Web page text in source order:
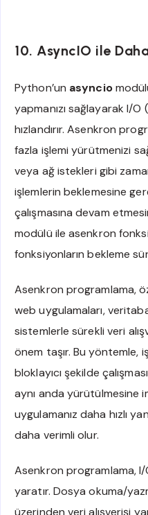
10. AsyncIO ile
Python’un asyncio
yapmanızı sağlayarak I/O
hızlandırır. Asenkron
fazla işlemi yürütmenizi
veya ağ istekleri gibi
işlemlerin beklemesine
çalışmasına devam
modülü ile asenkron
fonksiyonların bekleme
Asenkron programlama,
web uygulamaları,
sistemlerle sürekli veri
önem taşır. Bu yöntemle,
bloklayıcı şekilde
aynı anda yürütülmesine
uygulamanız daha hızlı
daha verimli olur.
Asenkron programlama,
yaratır. Dosya okuma/
üzerinden veri alışverişi